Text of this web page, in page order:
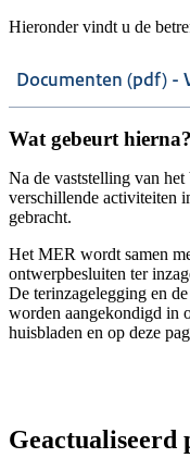
Hieronder vindt u de
Documenten (pdf) -
Wat gebeurt hierna?
Na de vaststelling van
verschillende activiteiten
gebracht.
Het MER wordt samen
ontwerpbesluiten ter
De terinzagelegging en
worden aangekondigd in
huisbladen en op deze